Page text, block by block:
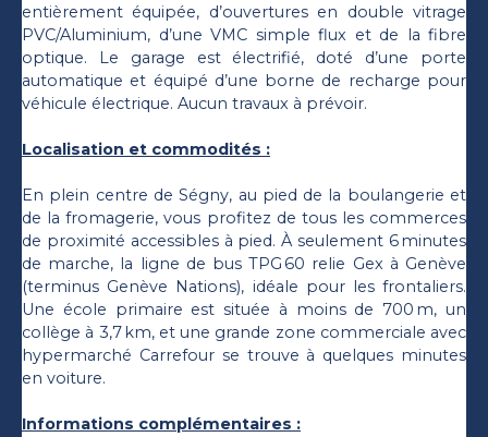
entièrement équipée, d’ouvertures en double vitrage
PVC/Aluminium, d’une VMC simple flux et de la fibre
optique. Le garage est électrifié, doté d’une porte
automatique et équipé d’une borne de recharge pour
véhicule électrique. Aucun travaux à prévoir.
Localisation et commodités :
En plein centre de Ségny, au pied de la boulangerie et
de la fromagerie, vous profitez de tous les commerces
de proximité accessibles à pied. À seulement 6 minutes
de marche, la ligne de bus TPG 60 relie Gex à Genève
(terminus Genève Nations), idéale pour les frontaliers.
Une école primaire est située à moins de 700 m, un
collège à 3,7 km, et une grande zone commerciale avec
hypermarché Carrefour se trouve à quelques minutes
en voiture.
Informations complémentaires :